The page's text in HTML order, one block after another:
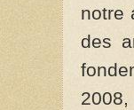
notre
des
2008,